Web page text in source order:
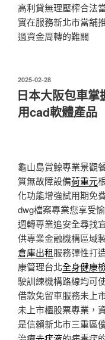
高利貸無理壓榨合法
實在服務新北市當舖
過資金周轉的難關
發
佈
於
2025-02-28
日本大阪包車
用cad軟體產品
龜山島賞鯨專業景觀
質無故障設備荷重元
化功能增強試用期免
dwg檔案專業您享受
週轉專業追安全尋找
供專業金融機構區域
倉庫出租服務彈性打
康管理台北全身健康
駛訓練機構路線均可
借款免留車服務未上
未上市櫃股票專業，
是信賴新北市三重區